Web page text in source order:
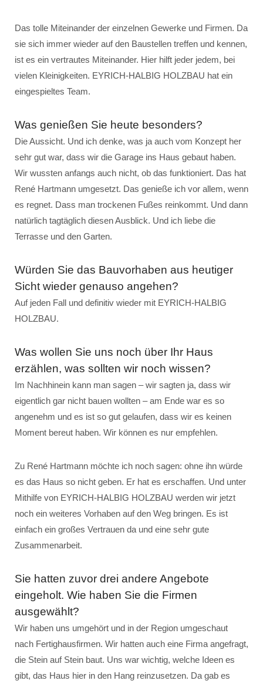
Das tolle Miteinander der einzelnen Gewerke und Firmen. Da
sie sich immer wieder auf den Baustellen treffen und kennen,
ist es ein vertrautes Miteinander. Hier hilft jeder jedem, bei
vielen Kleinigkeiten. EYRICH-HALBIG HOLZBAU hat ein
eingespieltes Team.
Was genießen Sie heute besonders?
Die Aussicht. Und ich denke, was ja auch vom Konzept her
sehr gut war, dass wir die Garage ins Haus gebaut haben.
Wir wussten anfangs auch nicht, ob das funktioniert. Das hat
René Hartmann umgesetzt. Das genieße ich vor allem, wenn
es regnet. Dass man trockenen Fußes reinkommt. Und dann
natürlich tagtäglich diesen Ausblick. Und ich liebe die
Terrasse und den Garten.
Würden Sie das Bauvorhaben aus heutiger
Sicht wieder genauso angehen?
Auf jeden Fall und definitiv wieder mit EYRICH-HALBIG
HOLZBAU.
Was wollen Sie uns noch über Ihr Haus
erzählen, was sollten wir noch wissen?
Im Nachhinein kann man sagen – wir sagten ja, dass wir
eigentlich gar nicht bauen wollten – am Ende war es so
angenehm und es ist so gut gelaufen, dass wir es keinen
Moment bereut haben. Wir können es nur empfehlen.
Zu René Hartmann möchte ich noch sagen: ohne ihn würde
es das Haus so nicht geben. Er hat es erschaffen. Und unter
Mithilfe von EYRICH-HALBIG HOLZBAU werden wir jetzt
noch ein weiteres Vorhaben auf den Weg bringen. Es ist
einfach ein großes Vertrauen da und eine sehr gute
Zusammenarbeit.
Sie hatten zuvor drei andere Angebote
eingeholt. Wie haben Sie die Firmen
ausgewählt?
Wir haben uns umgehört und in der Region umgeschaut
nach Fertighausfirmen. Wir hatten auch eine Firma angefragt,
die Stein auf Stein baut. Uns war wichtig, welche Ideen es
gibt, das Haus hier in den Hang reinzusetzen. Da gab es